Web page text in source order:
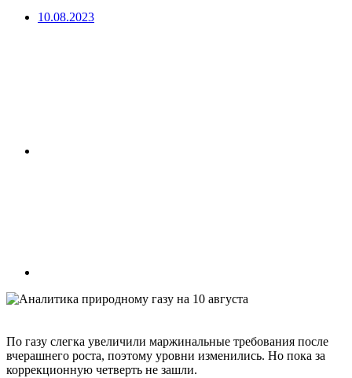
10.08.2023
По газу слегка увеличили маржинальные требования после
вчерашнего роста, поэтому уровни изменились. Но пока за
коррекционную четверть не зашли.